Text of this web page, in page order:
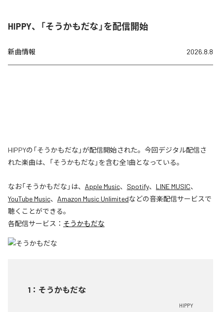
HIPPY、「そうかもだな」を配信開始
新曲情報 2026.8.8
HIPPYの「そうかもだな」が配信開始された。今回デジタル配信さ
れた楽曲は、「そうかもだな」を含む全1曲となっている。
なお「そうかもだな 」は、 Apple Music、 Spotify、 LINE MUSIC、
YouTube Music、 Amazon Music Unlimitedなどの音楽配信サービスで
聴くことができる。
各配信サービス： そうかもだな
1 ： そうかもだな
HIPPY